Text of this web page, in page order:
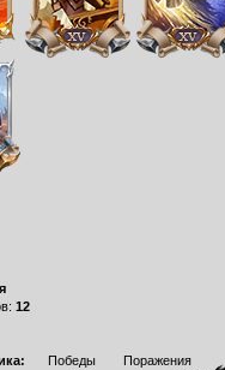
12
Победы
Поражения